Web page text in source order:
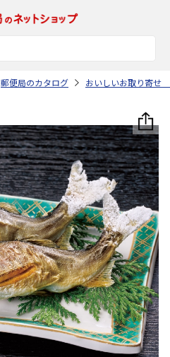
郵便局のカタログ おいしいお取り寄せ